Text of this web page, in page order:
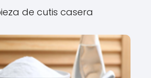
de cutis casera